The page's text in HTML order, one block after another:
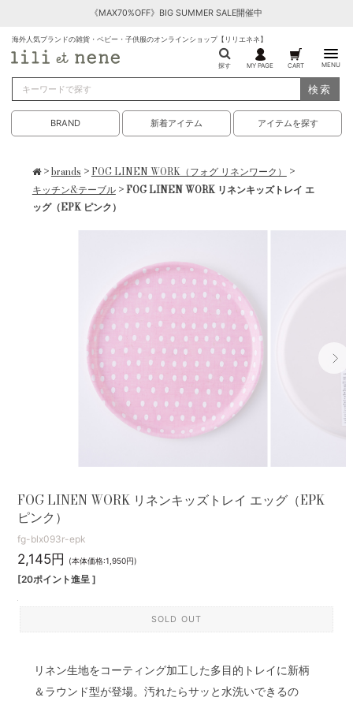
《MAX70%OFF》BIG SUMMER SALE開催中
海外人気ブランドの雑貨・ベビー・子供服のオンラインショップ【リリエネネ】
探す MY PAGE CART MENU
検索
BRAND 新着アイテム アイテムを探す
>brands > FOG LINEN WORK（フォグ リネンワーク） >
キッチン&テーブル> FOG LINEN WORK リネンキッズトレイ エ
ッグ（EPK ピンク）
FOG LINEN WORK リネンキッズトレイ エッグ（EPK
ピンク）
fg-blx093r-epk
2,145円 (本体価格:1,950円)
[20ポイント進呈 ]
SOLD OUT
リネン生地をコーティング加工した多目的トレイに新柄
＆ラウンド型が登場。汚れたらサッと水洗いできるの